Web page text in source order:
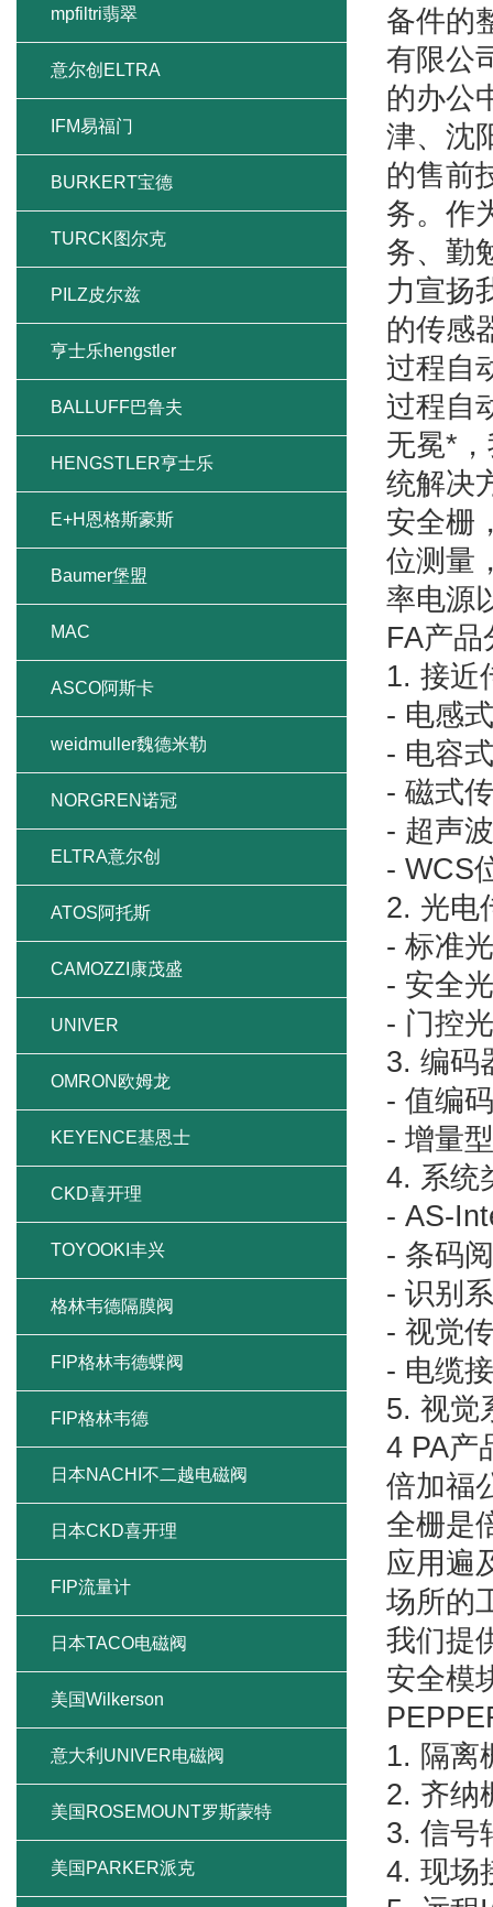
备件的
有限公
的办公
津、沈
的售前
务。作
务、勤
力宣扬
的传感
过程自
过程自
无冕*
统解决
安全栅
位测量
率电源
FA产品
1. 接近
- 电感
- 电容
- 磁式
- 超声
- WCS
2. 光电
- 标准
- 安全
- 门控
3. 编码
- 值编
- 增量
4. 系统
- AS-
- 条码
- 识别
- 视觉
- 电缆
5. 视觉
4 PA产
倍加福
全栅是
应用遍
场所的
我们提
安全模
1. 隔离
2. 齐纳
3. 信号
4. 现场
mpfiltri翡翠
意尔创ELTRA
IFM易福门
BURKERT宝德
TURCK图尔克
PILZ皮尔兹
亨士乐hengstler
BALLUFF巴鲁夫
HENGSTLER亨士乐
E+H恩格斯豪斯
Baumer堡盟
MAC
ASCO阿斯卡
weidmuller魏德米勒
NORGREN诺冠
ELTRA意尔创
ATOS阿托斯
CAMOZZI康茂盛
UNIVER
OMRON欧姆龙
KEYENCE基恩士
CKD喜开理
TOYOOKI丰兴
格林韦德隔膜阀
FIP格林韦德蝶阀
FIP格林韦德
日本NACHI不二越电磁阀
日本CKD喜开理
FIP流量计
日本TACO电磁阀
美国Wilkerson
意大利UNIVER电磁阀
美国ROSEMOUNT罗斯蒙特
美国PARKER派克